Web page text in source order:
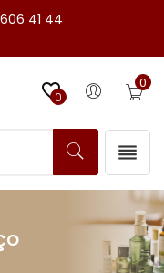
41 44
0

0
